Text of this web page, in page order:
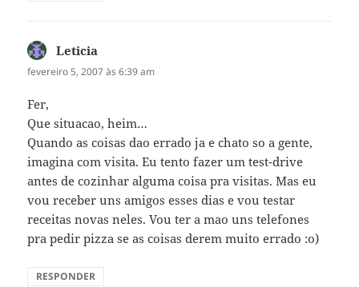
Leticia
fevereiro 5, 2007 às 6:39 am
Fer,
Que situacao, heim…
Quando as coisas dao errado ja e chato so a gente,
imagina com visita. Eu tento fazer um test-drive
antes de cozinhar alguma coisa pra visitas. Mas eu
vou receber uns amigos esses dias e vou testar
receitas novas neles. Vou ter a mao uns telefones
pra pedir pizza se as coisas derem muito errado :o)
RESPONDER